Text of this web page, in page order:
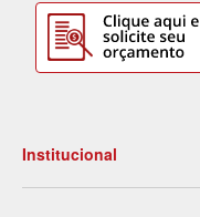
Institucional